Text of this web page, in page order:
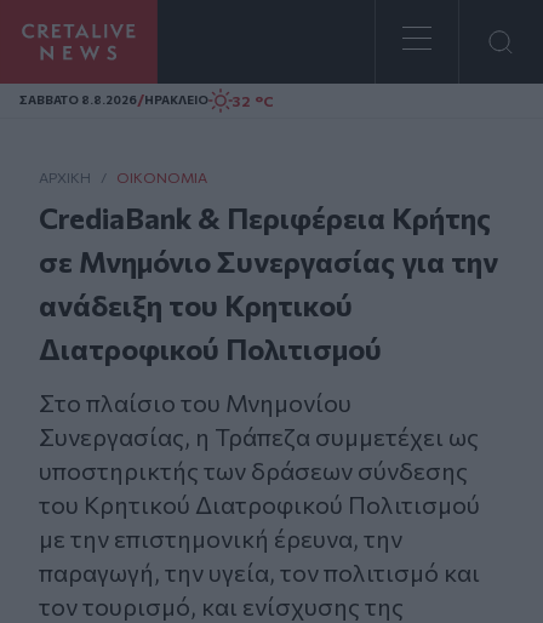
Homepage
ΣAΒΒΑΤΟ 8.8.2026/ΗΡΑΚΛΕΙΟ 32 °C
ΑΡΧΙΚΗ / ΟΙΚΟΝΟΜΊΑ
CrediaBank & Περιφέρεια Κρήτης
σε Μνημόνιο Συνεργασίας για την
ανάδειξη του Κρητικού
Διατροφικού Πολιτισμού
Στο πλαίσιο του Μνημονίου
Συνεργασίας, η Τράπεζα συμμετέχει ως
υποστηρικτής των δράσεων σύνδεσης
του Κρητικού Διατροφικού Πολιτισμού
με την επιστημονική έρευνα, την
παραγωγή, την υγεία, τον πολιτισμό και
τον τουρισμό, και ενίσχυσης της